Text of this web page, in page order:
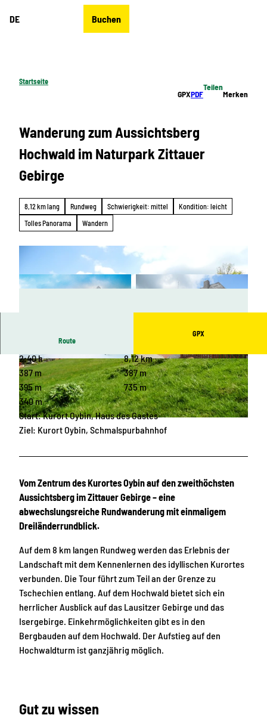
DE Buchen
Startseite
GPXPDF
Teilen
Merken
Wanderung zum Aussichtsberg
Hochwald im Naturpark Zittauer
Gebirge
8,12 km lang Rundweg Schwierigkeit: mittel
Kondition: leicht
Tolles Panorama
Wandern
© Frank Dießner, Das Landschaftswunderland Oberlausitz |
© René Egmont Pech, Touristische Gebietsgem
einschaft Naturpark Zittauer Gebirge/Oberlausit
z e.V. |CC-BY-SA
© Frank Dießner, Das Landschaftswunderland
Oberlausitz |CC-BY-SA
Route
GPX
2:40 h
8,12 km
387 m
387 m
395 m
735 m
340 m
Start: Kurort Oybin, Haus des Gastes
Ziel: Kurort Oybin, Schmalspurbahnhof
Vom Zentrum des Kurortes Oybin auf den zweithöchsten
Aussichtsberg im Zittauer Gebirge – eine
abwechslungsreiche Rundwanderung mit einmaligem
Dreiländerrundblick.
Auf dem 8 km langen Rundweg werden das Erlebnis der
Landschaft mit dem Kennenlernen des idyllischen Kurortes
verbunden. Die Tour führt zum Teil an der Grenze zu
Tschechien entlang. Auf dem Hochwald bietet sich ein
herrlicher Ausblick auf das Lausitzer Gebirge und das
Isergebirge. Einkehrmöglichkeiten gibt es in den
Bergbauden auf dem Hochwald. Der Aufstieg auf den
Hochwaldturm ist ganzjährig möglich.
Gut zu wissen